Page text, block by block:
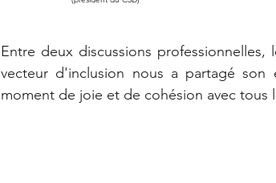
Entre deux discussions professionnelles,
vecteur d'inclusion nous a partagé
moment de joie et de cohésion avec tous